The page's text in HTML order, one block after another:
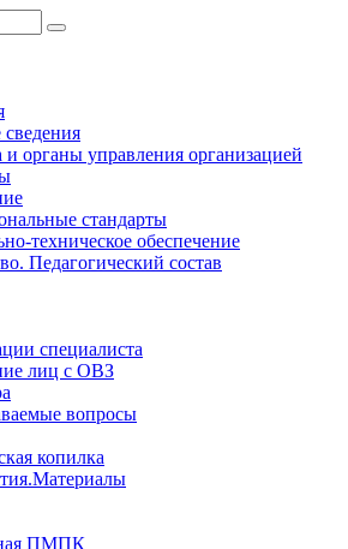
и органы управления организацией
стандарты
техническое обеспечение
Педагогический состав
специалиста
лиц с ОВЗ
вопросы
копилка
ПМПК